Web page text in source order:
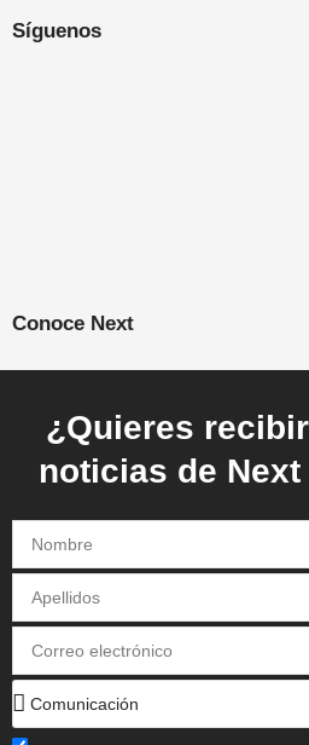
Síguenos
Conoce Next
¿Quieres
noticias de